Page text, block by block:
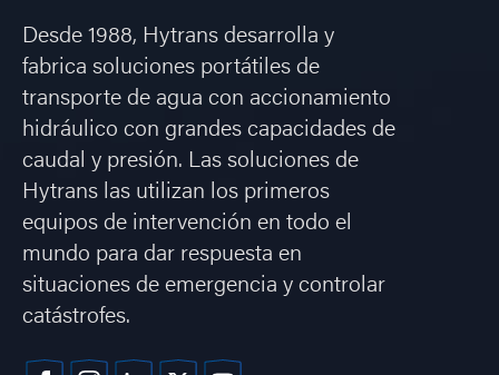
Desde 1988, Hytrans desarrolla y
fabrica soluciones portátiles de
transporte de agua con accionamiento
hidráulico con grandes capacidades de
caudal y presión. Las soluciones de
Hytrans las utilizan los primeros
equipos de intervención en todo el
mundo para dar respuesta en
situaciones de emergencia y controlar
catástrofes.